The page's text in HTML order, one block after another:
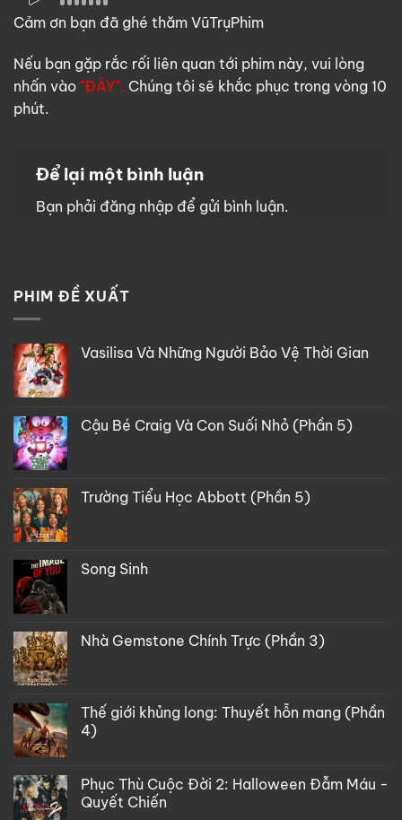
Cảm ơn bạn đã ghé thăm VũTrụPhim
Nếu bạn gặp rắc rối liên quan tới phim này, vui lòng
nhấn vào "ĐÂY". Chúng tôi sẽ khắc phục trong vòng 10
phút.
Để lại một bình luận
Bạn phải đăng nhập để gửi bình luận.
PHIM ĐỀ XUẤT
Vasilisa Và Những Người Bảo Vệ Thời Gian
Cậu Bé Craig Và Con Suối Nhỏ (Phần 5)
Trường Tiểu Học Abbott (Phần 5)
Song Sinh
Nhà Gemstone Chính Trực (Phần 3)
Thế giới khủng long: Thuyết hỗn mang (Phần
4)
Phục Thù Cuộc Đời 2: Halloween Đẫm Máu -
Quyết Chiến